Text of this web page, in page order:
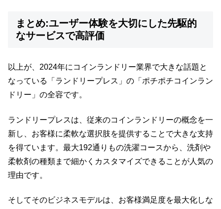
まとめ:ユーザー体験を大切にした先駆的
なサービスで高評価
以上が、2024年にコインランドリー業界で大きな話題と
なっている「ランドリープレス」の「ポチポチコインラン
ドリー」の全容です。
ランドリープレスは、従来のコインランドリーの概念を一
新し、お客様に柔軟な選択肢を提供することで大きな支持
を得ています。最大192通りもの洗濯コースから、洗剤や
柔軟剤の種類まで細かくカスタマイズできることが人気の
理由です。
そしてそのビジネスモデルは、お客様満足度を最大化しな